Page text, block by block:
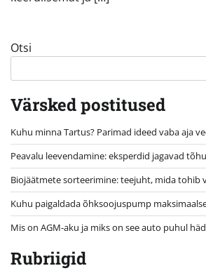
Otsi
Värsked postitused
Kuhu minna Tartus? Parimad ideed vaba aja
Peavalu leevendamine: eksperdid jagavad
Biojäätmete sorteerimine: teejuht, mida tohib
Kuhu paigaldada õhksoojuspump
Mis on AGM-aku ja miks on see auto puhul
Rubriigid